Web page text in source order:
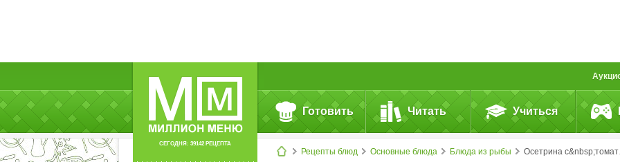
СЕГОДНЯ: 39142 РЕЦЕПТА
Готовить Читать Учиться
Рецепты блюд Основные блюда Блюда из рыбы Осетрина с&nbsp;томатным соусом